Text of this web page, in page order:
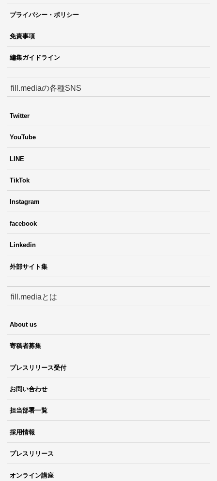
プライバシー・ポリシー
免責事項
編集ガイドライン
fill.mediaの各種SNS
Twitter
YouTube
LINE
TikTok
Instagram
facebook
Linkedin
外部サイト集
fill.mediaとは
About us
寄稿者募集
プレスリリース受付
お問い合わせ
担当部署一覧
採用情報
プレスリリース
オンライン講座